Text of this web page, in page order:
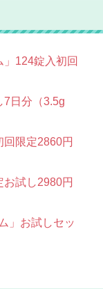
124錠入初回
7日分（3.5g
回限定2860円
お試し2980円
」お試しセッ